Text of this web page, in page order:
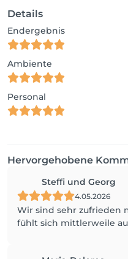
Details
Endergebnis
Ambiente
Personal
Hervorgehobene
Steffi und Georg
4.05.2026
Wir sind sehr zufrieden
fühlt sich mittlerweile